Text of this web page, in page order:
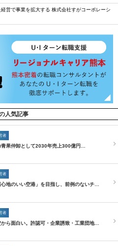
営で事業を拡大する 株式会社すがコーポレーシ
人気記事
者
果仲卸として2030年売上300億円…
者
心地のいい空港」を目指し、前例のないチ…
者
ら面白い。許認可・企業誘致・工業団地…